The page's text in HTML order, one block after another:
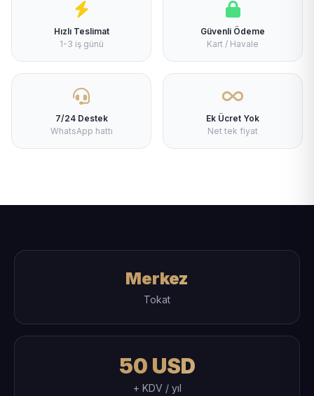
Hızlı Teslimat
1-3 iş günü
Güvenli Ödeme
Kart / Havale
7/24 Destek
WhatsApp hattı
Ek Ücret Yok
Net tek fiyat
Merkez
Tokat
50 USD
+ KDV / yıl